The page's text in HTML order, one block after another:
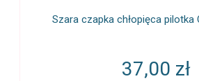
Szara czapka chłopięca pilotka
37,00 zł